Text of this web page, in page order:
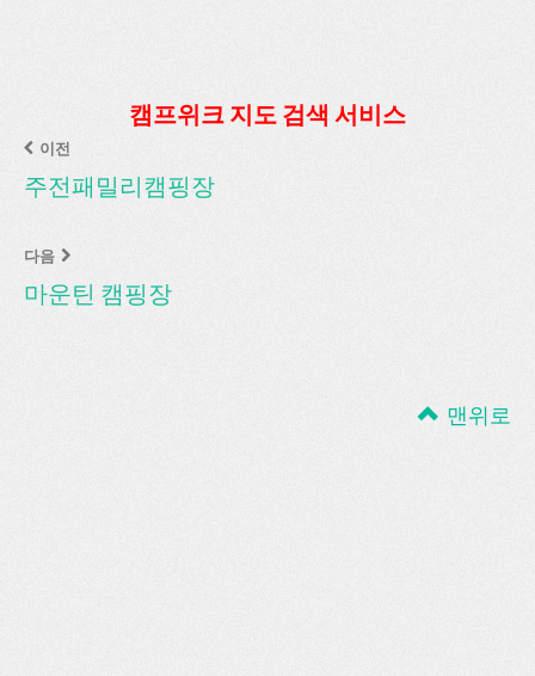
캠프위크 지도 검색 서비스
이전
주전패밀리캠핑장
다음
마운틴 캠핑장
맨위로